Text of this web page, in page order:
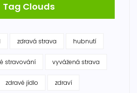
Tag Clouds
zdravá strava hubnutí
stravování vyvážená strava
zdravé jídlo zdraví